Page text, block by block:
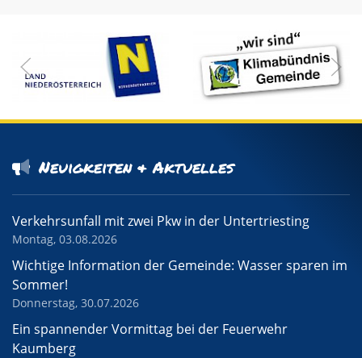
Neuigkeiten & Aktuelles
Verkehrsunfall mit zwei Pkw in der Untertriesting
Montag, 03.08.2026
Wichtige Information der Gemeinde: Wasser sparen im
Sommer!
Donnerstag, 30.07.2026
Ein spannender Vormittag bei der Feuerwehr
Kaumberg